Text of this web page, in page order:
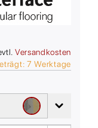
Versandkosten
7 Werktage